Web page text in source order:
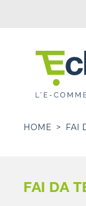
HOME > FAI
FAI DA